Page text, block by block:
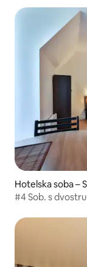
Hotelska soba –
#4 Sob. s